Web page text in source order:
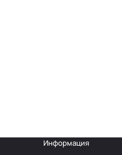
Информация